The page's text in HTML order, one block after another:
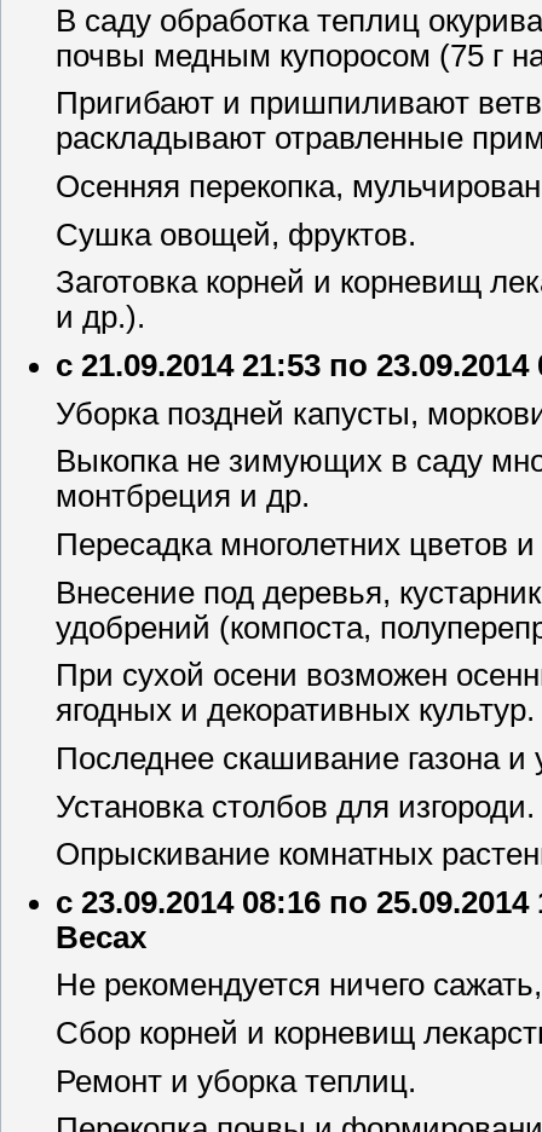
В саду обработка теплиц
почвы медным купоросом (75 г
Пригибают и пришпиливают
раскладывают отравленные
Осенняя перекопка,
Сушка овощей, фруктов.
Заготовка корней и корневищ
и др.).
с 21.09.2014 21:53 по 23.09.2014
Уборка поздней капусты,
Выкопка не зимующих в саду
монтбреция и др.
Пересадка многолетних цветов
Внесение под деревья,
удобрений (компоста,
При сухой осени возможен
ягодных и декоративных культур.
Последнее скашивание газона
Установка столбов для изгороди.
Опрыскивание комнатных
с 23.09.2014 08:16 по 25.09.2014
Весах
Не рекомендуется ничего
Сбор корней и корневищ
Ремонт и уборка теплиц.